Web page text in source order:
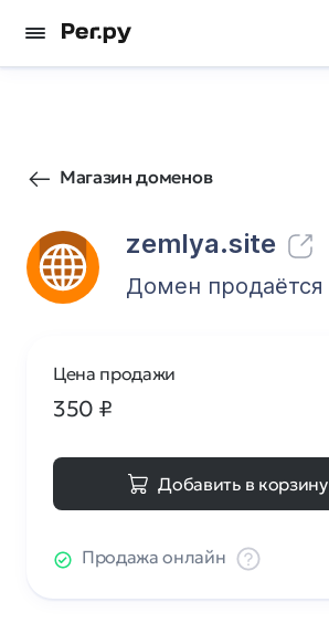
Магазин доменов
zemlya.site
Домен продаётся
Цена продажи
350 ₽
Добавить в корзину
Продажа онлайн